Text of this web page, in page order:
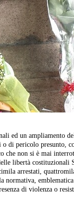
ed un ampliamento
di pericolo presunto,
che non si è mai
libertà costituzionali
arrestati,
di violenza o